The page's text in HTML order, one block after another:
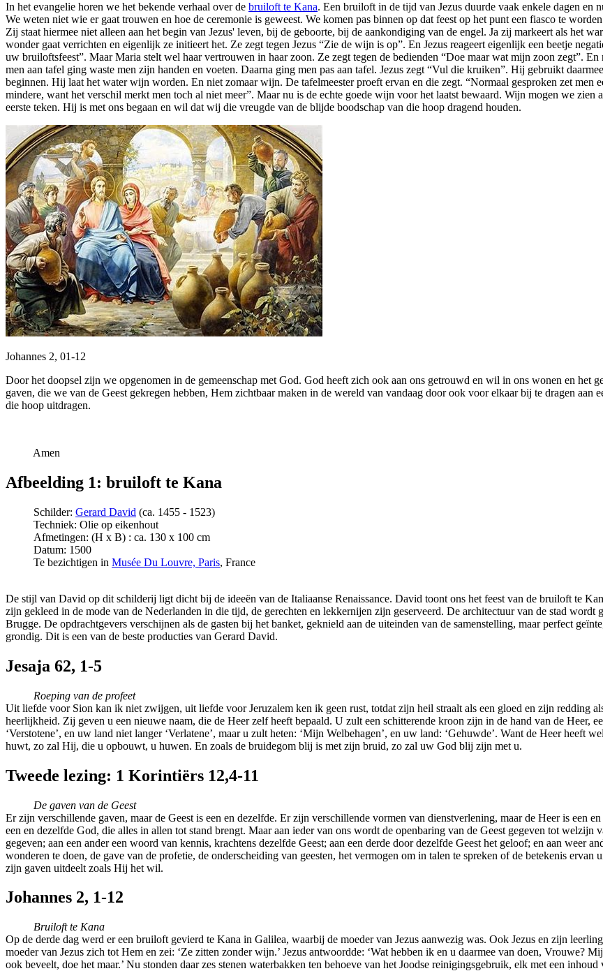
In het evangelie horen we het bekende verhaal over de bruiloft te Kana. Een bruiloft in de tijd van Jezus duurde vaak enkele dagen
We weten niet wie er gaat trouwen en hoe de ceremonie is geweest. We komen pas binnen op dat feest op het punt een fiasco te
Zij staat hiermee niet alleen aan het begin van Jezus' leven, bij de geboorte, bij de aankondiging van de engel. Ja zij markeert als het
wonder gaat verrichten en eigenlijk ze initieert het. Ze zegt tegen Jezus “Zie de wijn is op”. En Jezus reageert eigenlijk een beetje
uw bruiloftsfeest”. Maar Maria stelt wel haar vertrouwen in haar zoon. Ze zegt tegen de bedienden “Doe maar wat mijn zoon zegt”.
men aan tafel ging waste men zijn handen en voeten. Daarna ging men pas aan tafel. Jezus zegt “Vul die kruiken”. Hij gebruikt
beginnen. Hij laat het water wijn worden. En niet zomaar wijn. De tafelmeester proeft ervan en die zegt. “Normaal gesproken zet men
mindere, want het verschil merkt men toch al niet meer”. Maar nu is de echte goede wijn voor het laatst bewaard. Wijn mogen we
eerste teken. Hij is met ons begaan en wil dat wij die vreugde van de blijde boodschap van die hoop dragend houden.
Johannes 2, 01-12
Door het doopsel zijn we opgenomen in de gemeenschap met God. God heeft zich ook aan ons getrouwd en wil in ons wonen en het
gaven, die we van de Geest gekregen hebben, Hem zichtbaar maken in de wereld van vandaag door ook voor elkaar bij te dragen
die hoop uitdragen.
Amen
Afbeelding 1: bruiloft te Kana
Schilder: Gerard David (ca. 1455 - 1523)
Techniek: Olie op eikenhout
Afmetingen: (H x B) : ca. 130 x 100 cm
Datum: 1500
Te bezichtigen in Musée Du Louvre, Paris, France
De stijl van David op dit schilderij ligt dicht bij de ideeën van de Italiaanse Renaissance. David toont ons het feest van de bruiloft te
zijn gekleed in de mode van de Nederlanden in die tijd, de gerechten en lekkernijen zijn geserveerd. De architectuur van de stad
Brugge. De opdrachtgevers verschijnen als de gasten bij het banket, geknield aan de uiteinden van de samenstelling, maar perfect
grondig. Dit is een van de beste producties van Gerard David.
Jesaja 62, 1-5
Roeping van de profeet
Uit liefde voor Sion kan ik niet zwijgen, uit liefde voor Jeruzalem ken ik geen rust, totdat zijn heil straalt als een gloed en zijn redding
heerlijkheid. Zij geven u een nieuwe naam, die de Heer zelf heeft bepaald. U zult een schitterende kroon zijn in de hand van de Heer,
‘Verstotene’, en uw land niet langer ‘Verlatene’, maar u zult heten: ‘Mijn Welbehagen’, en uw land: ‘Gehuwde’. Want de Heer heeft
huwt, zo zal Hij, die u opbouwt, u huwen. En zoals de bruidegom blij is met zijn bruid, zo zal uw God blij zijn met u.
Tweede lezing: 1 Korintiërs 12,4-11
De gaven van de Geest
Er zijn verschillende gaven, maar de Geest is een en dezelfde. Er zijn verschillende vormen van dienstverlening, maar de Heer is een
een en dezelfde God, die alles in allen tot stand brengt. Maar aan ieder van ons wordt de openbaring van de Geest gegeven tot
gegeven; aan een ander een woord van kennis, krachtens dezelfde Geest; aan een derde door dezelfde Geest het geloof; en aan weer
wonderen te doen, de gave van de profetie, de onderscheiding van geesten, het vermogen om in talen te spreken of de betekenis
zijn gaven uitdeelt zoals Hij het wil.
Johannes 2, 1-12
Bruiloft te Kana
Op de derde dag werd er een bruiloft gevierd te Kana in Galilea, waarbij de moeder van Jezus aanwezig was. Ook Jezus en zijn
moeder van Jezus zich tot Hem en zei: ‘Ze zitten zonder wijn.’ Jezus antwoordde: ‘Wat hebben ik en u daarmee van doen, Vrouwe?
ook beveelt, doe het maar.’ Nu stonden daar zes stenen waterbakken ten behoeve van het Joodse reinigingsgebruik, elk met een